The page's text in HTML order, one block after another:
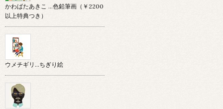
かわばたあきこ …色鉛筆画（￥2200
以上特典つき）
ウメチギリ…ちぎり絵